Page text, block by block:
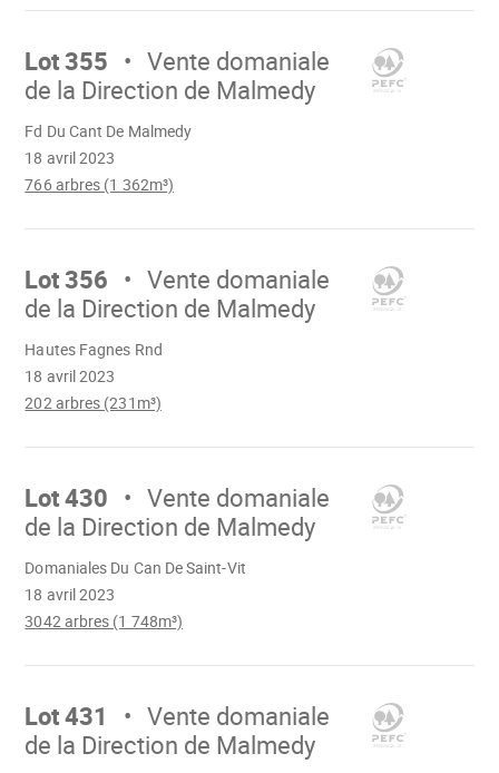
Aller
Lot 355
Vente domaniale
de la Direction de Malmedy
18 avril 2023
Fd Du Cant De Malmedy
766 arbres (1 362m³)
Aller
Lot 356
Vente domaniale
de la Direction de Malmedy
18 avril 2023
Hautes Fagnes Rnd
202 arbres (231m³)
Aller
Lot 430
Vente domaniale
de la Direction de Malmedy
18 avril 2023
Domaniales Du Can De Saint-Vit
3042 arbres (1 748m³)
Aller
Lot 431
Vente domaniale
de la Direction de Malmedy